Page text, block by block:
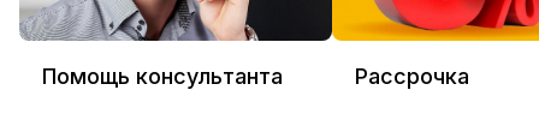
Помощь консультанта Рассрочка